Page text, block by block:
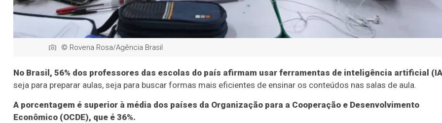
© Rovena Rosa/Agência Brasil
No Brasil, 56% dos professores das escolas do país afirmam usar ferramentas de inteligência artificial
seja para preparar aulas, seja para buscar formas mais eficientes de ensinar os conteúdos nas salas de aula.
A porcentagem é superior à média dos países da Organização para a Cooperação e Desenvolvimento
Econômico (OCDE), que é 36%.